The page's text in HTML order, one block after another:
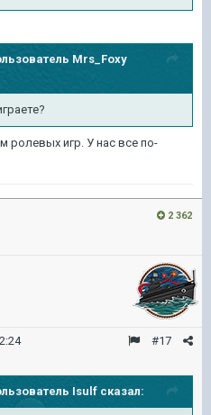
Mrs_Foxy
ролевых игр. У нас все по-
2 362
#17
Isulf сказал: